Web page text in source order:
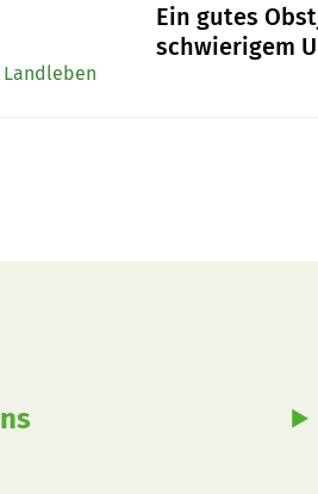
Landleben
Ein gutes
schwierigem